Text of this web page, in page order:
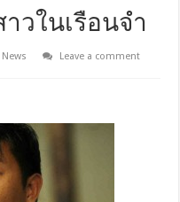
วในเรือนจำ
Leave a comment